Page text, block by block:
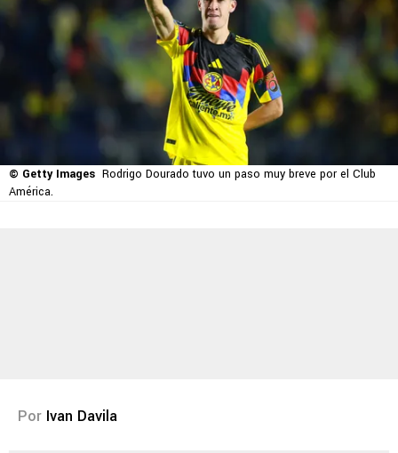
© Getty Images Rodrigo Dourado tuvo un paso muy breve por el Club
América.
Por Ivan Davila